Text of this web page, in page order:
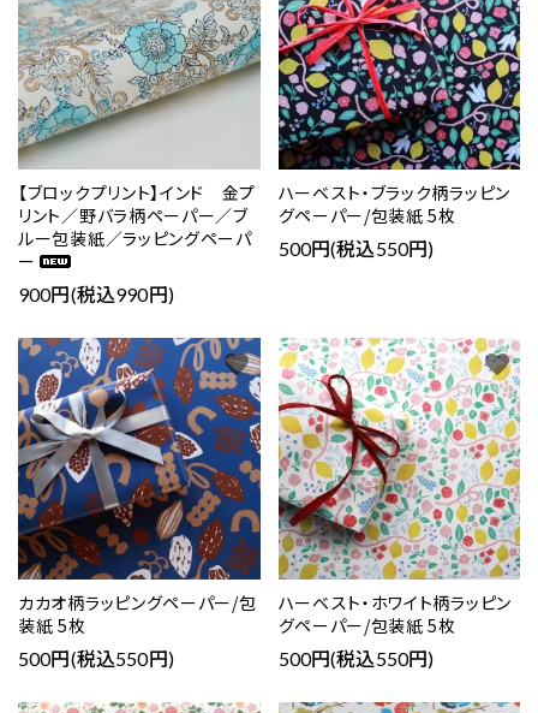
【ブロックプリント】インド 金プ
リント／野バラ柄ペーパー／ブ
ルー包装紙／ラッピングペーパ
ー
900円(税込990円)
ハーベスト・ブラック柄ラッピン
グペーパー/包装紙 5枚
500円(税込550円)
カカオ柄ラッピングペーパー/包
装紙 5枚
500円(税込550円)
favorite
ハーベスト・ホワイト柄ラッピン
グペーパー/包装紙 5枚
500円(税込550円)
favorite